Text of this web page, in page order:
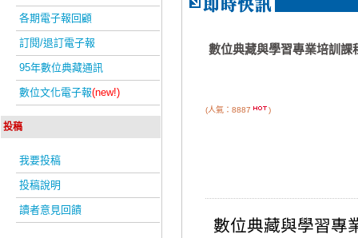
各期電子報回顧
訂閱/退訂電子報
95年數位典藏通訊
數位文化電子報(new!)
投稿
我要投稿
投稿說明
讀者意見回饋
數位典藏與學習專業培訓課
(人氣：8887 )
數位典藏與學習專